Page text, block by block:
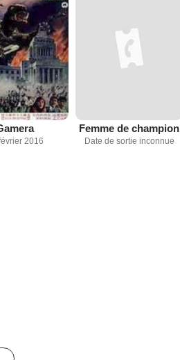
2016
Femme de champion
Date de sortie inconnue